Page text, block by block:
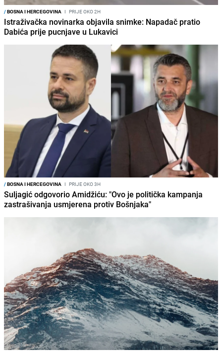
/BOSNA I HERCEGOVINA I PRIJE OKO 2H
Istraživačka novinarka objavila snimke: Napadač pratio
Dabića prije pucnjave u Lukavici
/BOSNA I HERCEGOVINA I PRIJE OKO 3H
Suljagić odgovorio Amidžiću: "Ovo je politička kampanja
zastrašivanja usmjerena protiv Bošnjaka"